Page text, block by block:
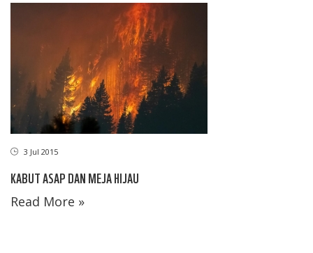
3 Jul 2015
KABUT ASAP DAN MEJA HIJAU
Read More »